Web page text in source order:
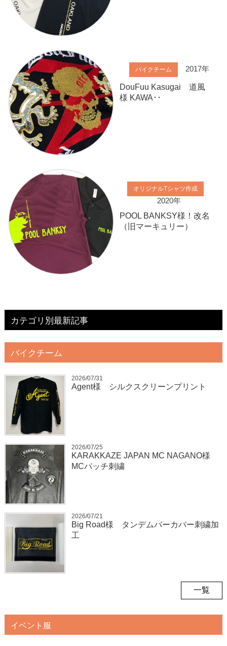
バイクチーム 2017年
DouFuu Kasugai 道風
様 KAWA･･
オリジナルTシャツ作成
2020年
POOL BANKSY様！改名
（旧マーキュリー）
カテゴリ別最新記事
バイクチーム
2026/07/31
Agent様 シルクスクリーンプリント
2026/07/25
KARAKKAZE JAPAN MC NAGANO様
MCパッチ刺繍
2026/07/21
Big Road様 タンデムバーカバー刺繍加
工
一覧
イベント服